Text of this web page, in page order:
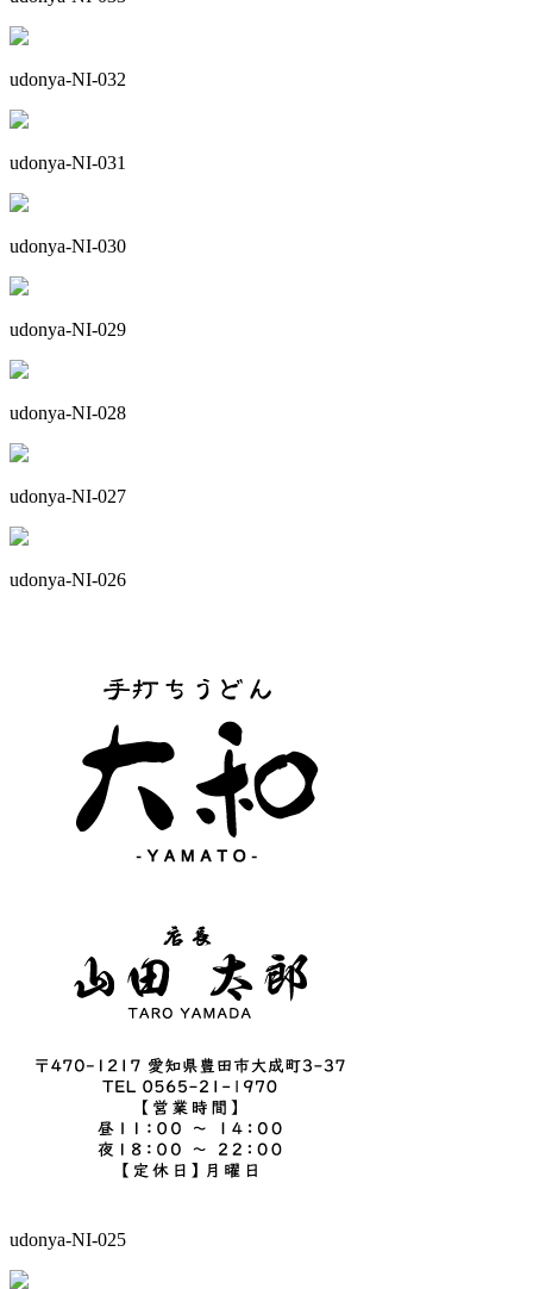
udonya-NI-032
udonya-NI-031
udonya-NI-030
udonya-NI-029
udonya-NI-028
udonya-NI-027
udonya-NI-026
udonya-NI-025